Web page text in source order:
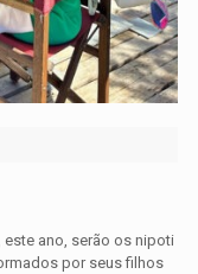
este ano, serão os nipoti
por seus filhos